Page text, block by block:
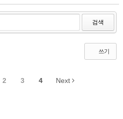
검색
쓰기
2 3 4 Next